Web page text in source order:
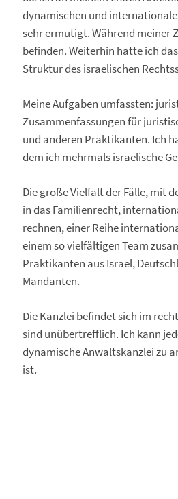
dynamischen und
sehr ermutigt. Während meiner
befinden. Weiterhin hatte ich
Struktur des israelischen
Meine Aufgaben umfassten:
Zusammenfassungen für
und anderen Praktikanten. Ich
dem ich mehrmals israelische
Die große Vielfalt der Fälle, mit
in das Familienrecht,
rechnen, einer Reihe
einem so vielfältigen Team
Praktikanten aus Israel,
Mandanten.
Die Kanzlei befindet sich im
sind unübertrefflich. Ich kann
dynamische Anwaltskanzlei zu
ist.